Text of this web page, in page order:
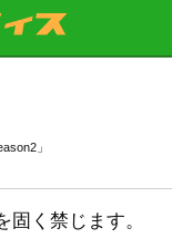
」
く禁じます。